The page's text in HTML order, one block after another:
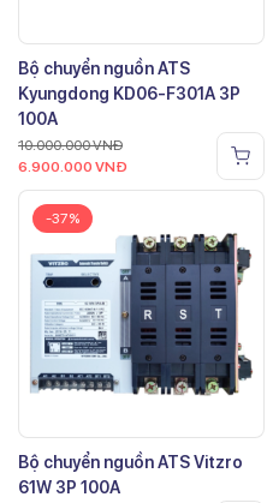
Bộ chuyển nguồn ATS
Kyungdong KD06-F301A 3P
100A
10.000.000VNĐ
6.900.000 VNĐ
-37%
Bộ chuyển nguồn ATS Vitzro
61W 3P 100A